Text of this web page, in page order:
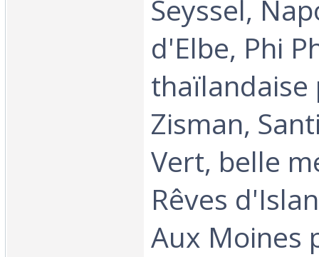
Seyssel,
d'Elbe, Phi
thaïlandaise
Zisman,
Vert, belle
Rêves
Aux Moines